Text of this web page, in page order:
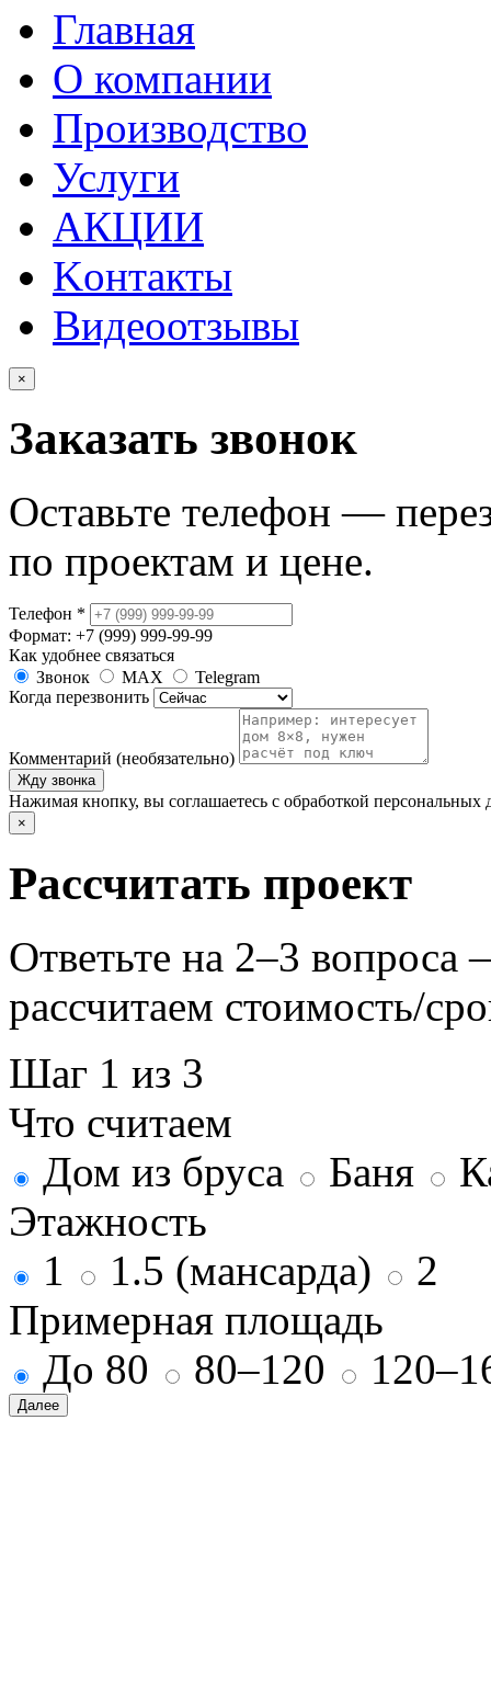
Главная
О компании
Производство
Услуги
АКЦИИ
Kонтакты
Видеоотзывы
×
Заказать звонок
Оставьте телефон —
по проектам и цене.
Телефон *
Формат: +7 (999) 999-99-99
Как удобнее связаться
Звонок
MAX
Telegram
Когда перезвонить
Комментарий (необязательно)
Жду звонка
Нажимая кнопку, вы соглашаетесь с обработкой персональных
×
Рассчитать проект
Ответьте на 2–3
рассчитаем стоимость/
Шаг 1 из 3
Что считаем
Дом из бруса
Баня
Этажность
1
1.5 (мансарда)
2
Примерная площадь
До 80
80–120
Далее